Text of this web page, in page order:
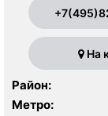
На
Район:
Метро: